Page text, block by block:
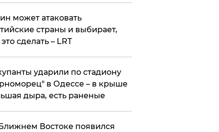
может атаковать
страны и выбирает,
сделать – LRT
ударили по стадиону
в Одессе – в крыше
дыра, есть раненые
Востоке появился